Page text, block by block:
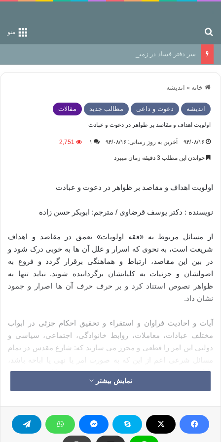
منو
سر دفتر فساد در زمین‌، دوری وکناره‌گیری از راه خداست‌!
خانه » اندیشه
اندیشه دعوت و داعی مطالب جدید مقالات
اولویت اهداف و مقاصد بر ظواهر در دعوت و عبادت
۹۴/۰۸/۱۶ آخرین به روز رسانی: ۹۴/۰۸/۱۶ ۱ 2,751
خواندن این مطلب 3 دقیقه زمان میبرد
اولویت اهداف و مقاصد بر ظواهر در دعوت و عبادت
نویسنده : دکتر یوسف قرضاوی / مترجم: ابوبکر حسن زاده
از مسائل مربوط به «فقه اولویات» تعمق در مقاصد و اهداف
شریعت است، به نحوی که اسرار و علل آن ها به خوبی درک شود و
در بین این مقاصد، ارتباط و هماهنگی برقرار گردد و فروع به
اصولشان و جزئیات به کلیاتشان برگردانیده شوند. نباید تنها به
ظواهر نصوص استناد کرد و بر حرف حرف آن ها اصرار و جمود
نشان داد.
آیات و احادیث فراوان و استقراء و تحقیق احکام جزئی در ابواب
مختلف عبادات، معاملات، روابط خانوادگی، اجتماعی، سیاسی و
دولتی این امر را قطعی و محرز می سازند که: شارع مقدس در تمام
مسائل شرعی اعم از این که به صورت امر یا نهی یا اباحه باشد،
دارای هدف و مقصد و حکمت است و هیچ چیزی را از روی تحکم و
خالی از هدف، واجب یا حرام یا مباح نگردانیده است، بلکه هر یک از
و علم و رحمت و لطف او نسبت به مخلوقاتش می باشد. زیرا
«العلیم الحکیم» جزو نام ها و صفات الله می باشد. بنابراین خداوند
در تمام امر و نهی و شرع خود، حکیم است همان طور که در تمام
نمایش بیشتر